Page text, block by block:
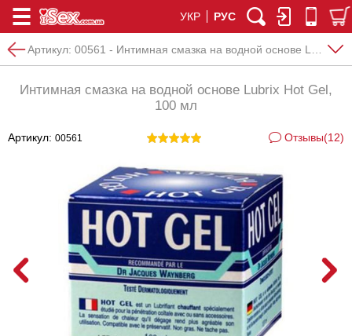
УКР РУС
Артикул: 00561 - Интимная смазка на водной основе Lubrix Hot Gel, 100 мл
Интимная смазка на водной основе Lubrix Hot Gel,
100 мл
Артикул: 00561 Отзывы(12)